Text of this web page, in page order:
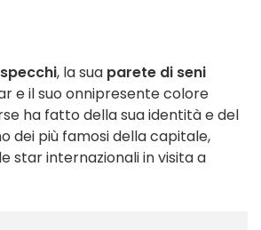
, la sua parete di seni
e il suo onnipresente colore
ha fatto della sua identità e del
dei più famosi della capitale,
star internazionali in visita a